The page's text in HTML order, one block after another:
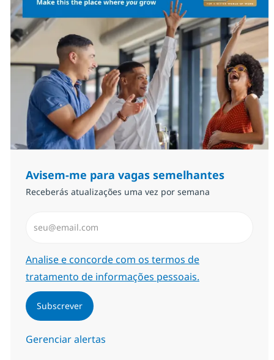
Avisem-me para vagas semelhantes
Receberás atualizações uma vez por semana
Required
Analise e concorde com os termos de
tratamento de informações pessoais.
Subscrever
Gerenciar alertas